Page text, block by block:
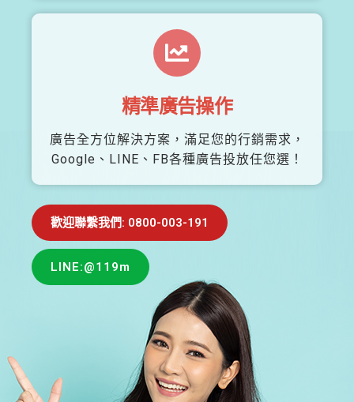
精準廣告操作
廣告全方位解決方案，滿足您的行銷需求，
Google、LINE、FB各種廣告投放任您選！
歡迎聯繫我們: 0800-003-191
LINE:@119m